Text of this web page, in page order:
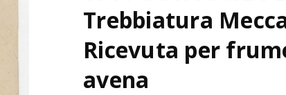
Trebbiatura
Ricevuta per
avena